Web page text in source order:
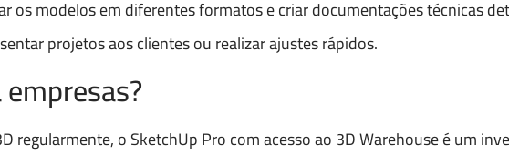
os modelos em diferentes formatos e criar documentações técnicas
projetos aos clientes ou realizar ajustes rápidos.
regularmente, o SketchUp Pro com acesso ao 3D Warehouse é um